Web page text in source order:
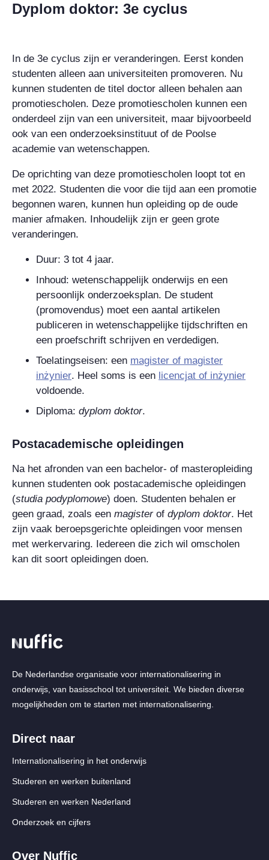
Dyplom doktor: 3e cyclus
In de 3e cyclus zijn er veranderingen. Eerst konden
studenten alleen aan universiteiten promoveren. Nu
kunnen studenten de titel doctor alleen behalen aan
promotiescholen. Deze promotiescholen kunnen een
onderdeel zijn van een universiteit, maar bijvoorbeeld
ook van een onderzoeksinstituut of de Poolse
academie van wetenschappen.
De oprichting van deze promotiescholen loopt tot en
met 2022. Studenten die voor die tijd aan een promotie
begonnen waren, kunnen hun opleiding op de oude
manier afmaken. Inhoudelijk zijn er geen grote
veranderingen.
Duur: 3 tot 4 jaar.
Inhoud: wetenschappelijk onderwijs en een
persoonlijk onderzoeksplan. De student
(promovendus) moet een aantal artikelen
publiceren in wetenschappelijke tijdschriften en
een proefschrift schrijven en verdedigen.
Toelatingseisen: een magister of magister
inżynier. Heel soms is een licencjat of inżynier
voldoende.
Diploma: dyplom doktor.
Postacademische opleidingen
Na het afronden van een bachelor- of masteropleiding
kunnen studenten ook postacademische opleidingen
(studia podyplomowe) doen. Studenten behalen er
geen graad, zoals een magisterof dyplom doktor. Het
zijn vaak beroepsgerichte opleidingen voor mensen
met werkervaring. Iedereen die zich wil omscholen
kan dit soort opleidingen doen.
De Nederlandse organisatie voor internationalisering in
onderwijs, van basisschool tot universiteit. We bieden diverse
mogelijkheden om te starten met internationalisering.
Direct naar
Internationalisering in het onderwijs
Studeren en werken buitenland
Studeren en werken Nederland
Onderzoek en cijfers
Over Nuffic